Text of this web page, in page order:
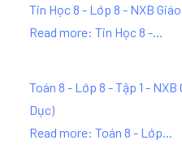
Tin Học 8 - Lớp 8 - NXB
Read more: Tin Học 8 -...
Toán 8 - Lớp 8 - Tập 1 - NXB
Dục)
Read more: Toán 8 - Lớp...